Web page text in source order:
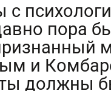
пора
и
должны